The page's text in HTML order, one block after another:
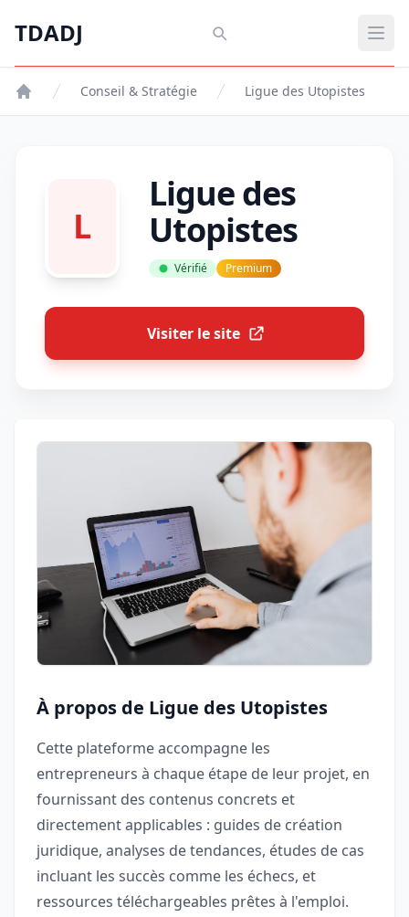
TDADJ
TDADJ
Conseil & Stratégie Ligue des Utopistes
L
Ligue des
Utopistes
Vérifié Premium
Visiter le site
À propos de Ligue des Utopistes
Cette plateforme accompagne les
entrepreneurs à chaque étape de leur projet, en
fournissant des contenus concrets et
directement applicables : guides de création
juridique, analyses de tendances, études de cas
incluant les succès comme les échecs, et
ressources téléchargeables prêtes à l'emploi.